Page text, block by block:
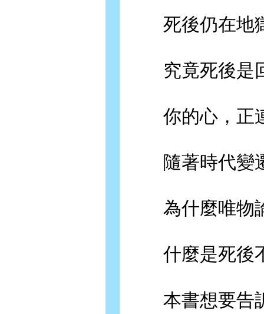
死後仍在地
究竟死後是回
你的心，正
隨著時代變遷
為什麼唯物論
什麼是死後不
本書想要告訴